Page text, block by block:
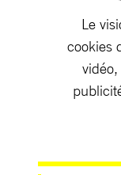
Le
cookies